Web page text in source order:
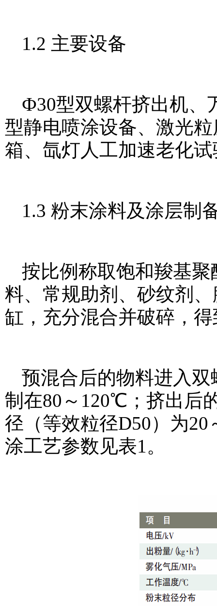
1.2 主要设备
Ф30型双螺杆挤出机、
型静电喷涂设备、激光
箱、氙灯人工加速老化
1.3 粉末涂料及涂层制
按比例称取饱和羧基
料、常规助剂、砂纹剂
缸，充分混合并破碎，
预混合后的物料进入
制在80～120℃；挤出后
径（等效粒径D50）为
涂工艺参数见表1。